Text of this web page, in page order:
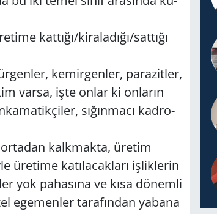
kat­tı­ğı/ki­ra­la­dı­ğı/sat­tı­ğı
ke­mir­gen­ler, pa­ra­zit­ler,
varsa, işte onlar ki on­la­rın
sı­ğın­ma­cı kad­ro­
kalk­mak­ta, üre­tim
üre­ti­me ka­tı­la­cak­la­rı iş­lik­le­rin
yok pa­ha­sı­na ve kısa dö­nem­li
ege­men­ler ta­ra­fın­dan ya­ba­na